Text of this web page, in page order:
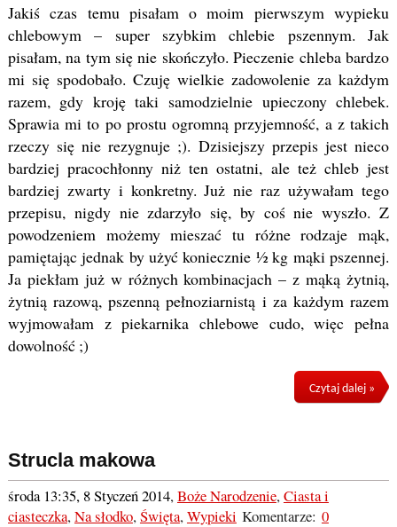
Jakiś czas temu pisałam o moim pierwszym wypieku
chlebowym – super szybkim chlebie pszennym. Jak
pisałam, na tym się nie skończyło. Pieczenie chleba bardzo
mi się spodobało. Czuję wielkie zadowolenie za każdym
razem, gdy kroję taki samodzielnie upieczony chlebek.
Sprawia mi to po prostu ogromną przyjemność, a z takich
rzeczy się nie rezygnuje ;). Dzisiejszy przepis jest nieco
bardziej pracochłonny niż ten ostatni, ale też chleb jest
bardziej zwarty i konkretny. Już nie raz używałam tego
przepisu, nigdy nie zdarzyło się, by coś nie wyszło. Z
powodzeniem możemy mieszać tu różne rodzaje mąk,
pamiętając jednak by użyć koniecznie ½ kg mąki pszennej.
Ja piekłam już w różnych kombinacjach – z mąką żytnią,
żytnią razową, pszenną pełnoziarnistą i za każdym razem
wyjmowałam z piekarnika chlebowe cudo, więc pełna
dowolność ;)
Czytaj dalej »
Strucla makowa
środa 13:35, 8 Styczeń 2014,Boże Narodzenie,Ciasta i
ciasteczka,Na słodko,Święta,Wypieki Komentarze: 0